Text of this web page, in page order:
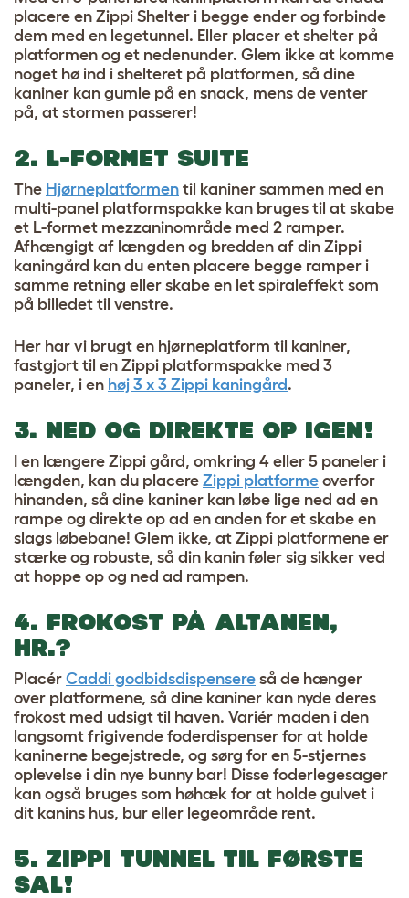
placere en Zippi Shelter i begge ender og forbinde
dem med en legetunnel. Eller placer et shelter på
platformen og et nedenunder. Glem ikke at komme
noget hø ind i shelteret på platformen, så dine
kaniner kan gumle på en snack, mens de venter
på, at stormen passerer!
2. L-FORMET SUITE
The Hjørneplatformen til kaniner sammen med en
multi-panel platformspakke kan bruges til at skabe
et L-formet mezzaninområde med 2 ramper.
Afhængigt af længden og bredden af din Zippi
kaningård kan du enten placere begge ramper i
samme retning eller skabe en let spiraleffekt som
på billedet til venstre.
Her har vi brugt en hjørneplatform til kaniner,
fastgjort til en Zippi platformspakke med 3
paneler, i en høj 3 x 3 Zippi kaningård.
3. NED OG DIREKTE OP IGEN!
I en længere Zippi gård, omkring 4 eller 5 paneler i
længden, kan du placere Zippi platforme overfor
hinanden, så dine kaniner kan løbe lige ned ad en
rampe og direkte op ad en anden for et skabe en
slags løbebane! Glem ikke, at Zippi platformene er
stærke og robuste, så din kanin føler sig sikker ved
at hoppe op og ned ad rampen.
4. FROKOST PÅ ALTANEN,
HR.?
Placér Caddi godbidsdispensere så de hænger
over platformene, så dine kaniner kan nyde deres
frokost med udsigt til haven. Variér maden i den
langsomt frigivende foderdispenser for at holde
kaninerne begejstrede, og sørg for en 5-stjernes
oplevelse i din nye bunny bar! Disse foderlegesager
kan også bruges som høhæk for at holde gulvet i
dit kanins hus, bur eller legeområde rent.
5. ZIPPI TUNNEL TIL FØRSTE
SAL!